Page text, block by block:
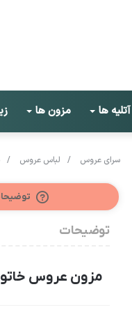
آتلیه ها مزون ها
سرای عروس / لباس عروس /
توضیحات
مزون عروس